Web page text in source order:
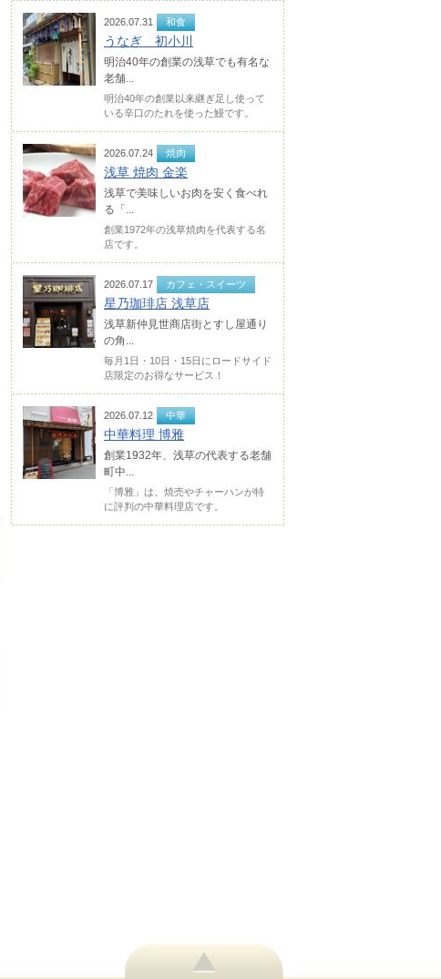
2026.07.31 和食
うなぎ 初小川
明治40年の創業の浅草でも有名な
老舗...
明治40年の創業以来継ぎ足し使って
いる辛口のたれを使った鰻です。
2026.07.24 焼肉
浅草 焼肉 金楽
浅草で美味しいお肉を安く食べれ
る「...
創業1972年の浅草焼肉を代表する名
店です。
2026.07.17 カフェ・スイーツ
星乃珈琲店 浅草店
浅草新仲見世商店街とすし屋通り
の角...
毎月1日・10日・15日にロードサイド
店限定のお得なサービス！
2026.07.12 中華
中華料理 博雅
創業1932年、浅草の代表する老舗
町中...
「博雅」は、焼売やチャーハンが特
に評判の中華料理店です。